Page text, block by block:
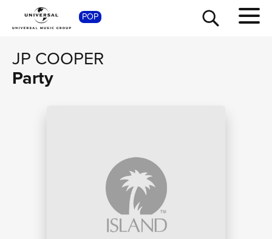
POP
JP COOPER
Party
SHOP
TOUR